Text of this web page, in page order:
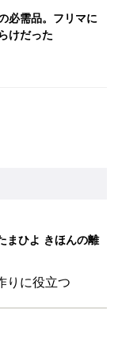
りに役立つ
もらえる補助